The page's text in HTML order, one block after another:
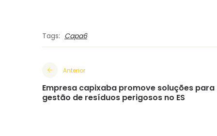
Tags: Capa6
Anterior
Empresa capixaba promove soluções para
gestão de resíduos perigosos no ES